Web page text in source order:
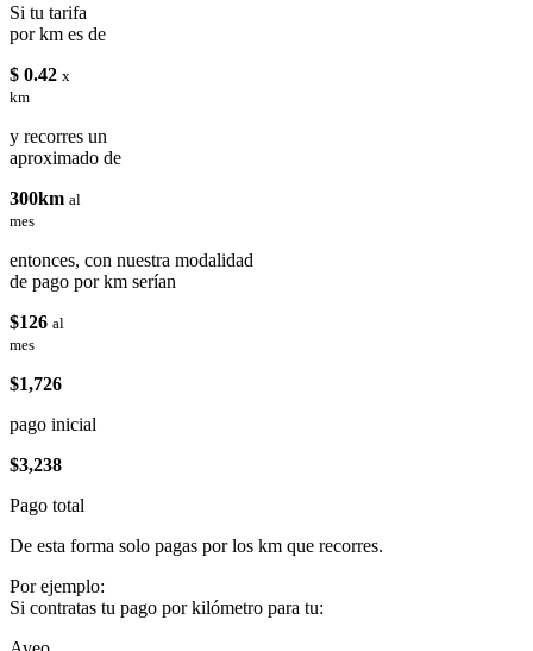
Si tu tarifa
por km es de
$ 0.42 x
km
y recorres un
aproximado de
300km al
mes
entonces, con nuestra modalidad
de pago por km serían
$126 al
mes
$1,726
pago inicial
$3,238
Pago total
De esta forma solo pagas por los km que recorres.
Por ejemplo:
Si contratas tu pago por kilómetro para tu: